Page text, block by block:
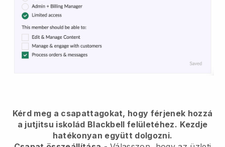
Kérd meg a csapattagokat, hogy férjenek hozzá
a jutjitsu iskolád Blackbell felületéhez. Kezdje
hatékonyan együtt dolgozni.